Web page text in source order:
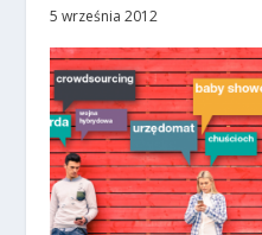
5 września 2012